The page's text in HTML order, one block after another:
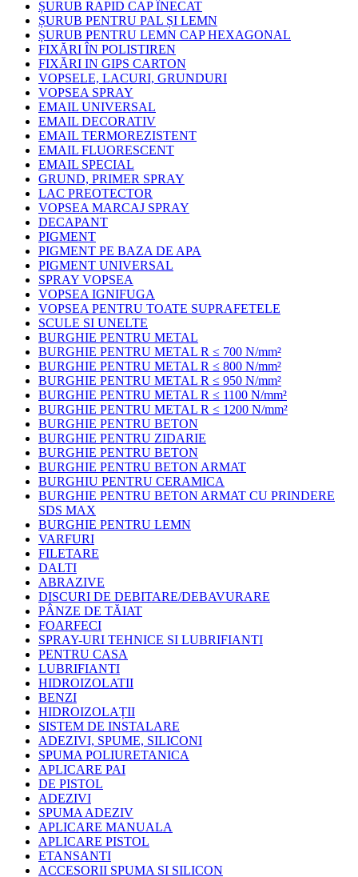
ȘURUB RAPID CAP ÎNECAT
ȘURUB PENTRU PAL ȘI LEMN
ȘURUB PENTRU LEMN CAP HEXAGONAL
FIXĂRI ÎN POLISTIREN
FIXĂRI IN GIPS CARTON
VOPSELE, LACURI, GRUNDURI
VOPSEA SPRAY
EMAIL UNIVERSAL
EMAIL DECORATIV
EMAIL TERMOREZISTENT
EMAIL FLUORESCENT
EMAIL SPECIAL
GRUND, PRIMER SPRAY
LAC PREOTECTOR
VOPSEA MARCAJ SPRAY
DECAPANT
PIGMENT
PIGMENT PE BAZA DE APA
PIGMENT UNIVERSAL
SPRAY VOPSEA
VOPSEA IGNIFUGA
VOPSEA PENTRU TOATE SUPRAFETELE
SCULE SI UNELTE
BURGHIE PENTRU METAL
BURGHIE PENTRU METAL R ≤ 700 N/mm²
BURGHIE PENTRU METAL R ≤ 800 N/mm²
BURGHIE PENTRU METAL R ≤ 950 N/mm²
BURGHIE PENTRU METAL R ≤ 1100 N/mm²
BURGHIE PENTRU METAL R ≤ 1200 N/mm²
BURGHIE PENTRU BETON
BURGHIE PENTRU ZIDARIE
BURGHIE PENTRU BETON
BURGHIE PENTRU BETON ARMAT
BURGHIU PENTRU CERAMICA
BURGHIE PENTRU BETON ARMAT CU PRINDERE
SDS MAX
BURGHIE PENTRU LEMN
VARFURI
FILETARE
DALTI
ABRAZIVE
DISCURI DE DEBITARE/DEBAVURARE
PÂNZE DE TĂIAT
FOARFECI
SPRAY-URI TEHNICE SI LUBRIFIANTI
PENTRU CASA
LUBRIFIANTI
HIDROIZOLATII
BENZI
HIDROIZOLAȚII
SISTEM DE INSTALARE
ADEZIVI, SPUME, SILICONI
SPUMA POLIURETANICA
APLICARE PAI
DE PISTOL
ADEZIVI
SPUMA ADEZIV
APLICARE MANUALA
APLICARE PISTOL
ETANSANTI
ACCESORII SPUMA SI SILICON